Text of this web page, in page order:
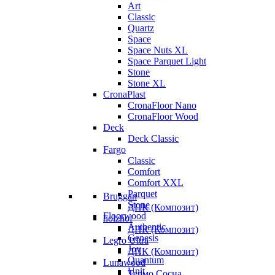
Art
Classic
Quartz
Space
Space Nuts XL
Space Parquet Light
Stone
Stone XL
CronaPlast
CronaFloor Nano
CronaFloor Wood
Deck
Deck Classic
Fargo
Classic
Comfort
Comfort XXL
Parquet
Stone
Floorwood
Authentic
Genesis
Joy
Quantum
Unit
Bruggan
ДПК (Композит)
holzhof
ДПК (Композит)
Legro Ultra
ДПК (Композит)
Lunawood